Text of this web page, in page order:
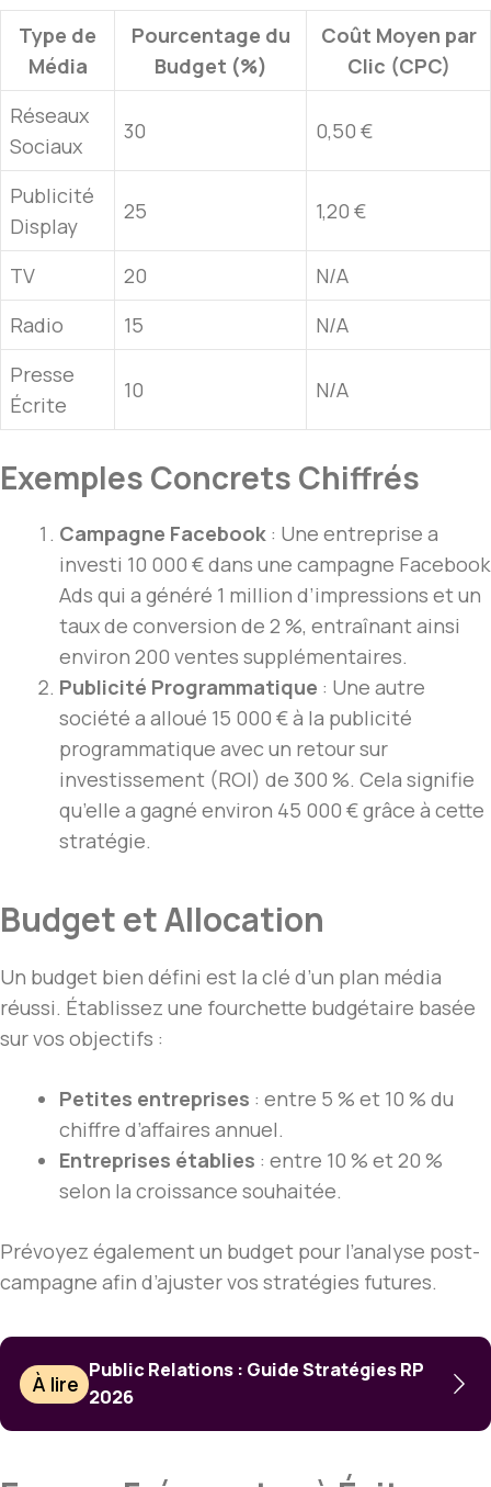
Type de
Média
Pourcentage du
Budget (%)
Coût Moyen par
Clic (CPC)
Réseaux
Sociaux
30 0,50 €
Publicité
Display
25 1,20 €
TV 20
N/A
Radio
15
N/A
Presse
Écrite
10 N/A
Exemples Concrets Chiffrés
Campagne Facebook : Une entreprise a
investi 10 000 € dans une campagne Facebook
Ads qui a généré 1 million d’impressions et un
taux de conversion de 2 %, entraînant ainsi
environ 200 ventes supplémentaires.
Publicité Programmatique : Une autre
société a alloué 15 000 € à la publicité
programmatique avec un retour sur
investissement (ROI) de 300 %. Cela signifie
qu’elle a gagné environ 45 000 € grâce à cette
stratégie.
Budget et Allocation
Un budget bien défini est la clé d’un plan média
réussi. Établissez une fourchette budgétaire basée
sur vos objectifs :
Petites entreprises : entre 5 % et 10 % du
chiffre d’affaires annuel.
Entreprises établies : entre 10 % et 20 %
selon la croissance souhaitée.
Prévoyez également un budget pour l’analyse post-
campagne afin d’ajuster vos stratégies futures.
À lire
Public Relations : Guide Stratégies RP
2026